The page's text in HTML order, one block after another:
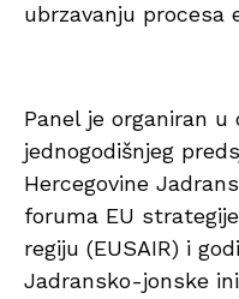
ubrzavanju procesa
Panel je organiran u
jednogodišnjeg
Hercegovine
foruma EU
regiju (EUSAIR) i
Jadransko-jonske